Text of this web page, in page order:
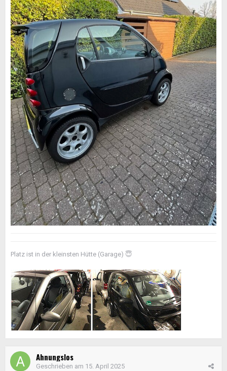
Platz ist in der kleinsten Hütte (Garage) 😇
Ahnungslos
Geschrieben am 15. April 2025